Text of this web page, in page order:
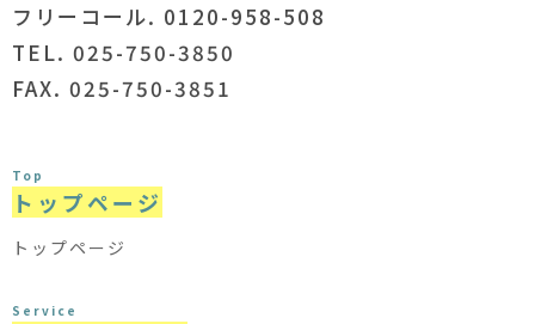
フリーコール. 0120-958-508
TEL. 025-750-3850
FAX. 025-750-3851
Top
トップページ
トップページ
Service